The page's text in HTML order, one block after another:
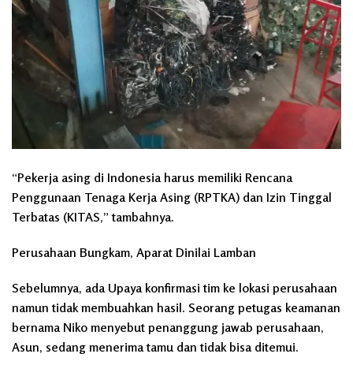
“Pekerja asing di Indonesia harus memiliki Rencana
Penggunaan Tenaga Kerja Asing (RPTKA) dan Izin Tinggal
Terbatas (KITAS,” tambahnya.
Perusahaan Bungkam, Aparat Dinilai Lamban
Sebelumnya, ada Upaya konfirmasi tim ke lokasi perusahaan
namun tidak membuahkan hasil. Seorang petugas keamanan
bernama Niko menyebut penanggung jawab perusahaan,
Asun, sedang menerima tamu dan tidak bisa ditemui.